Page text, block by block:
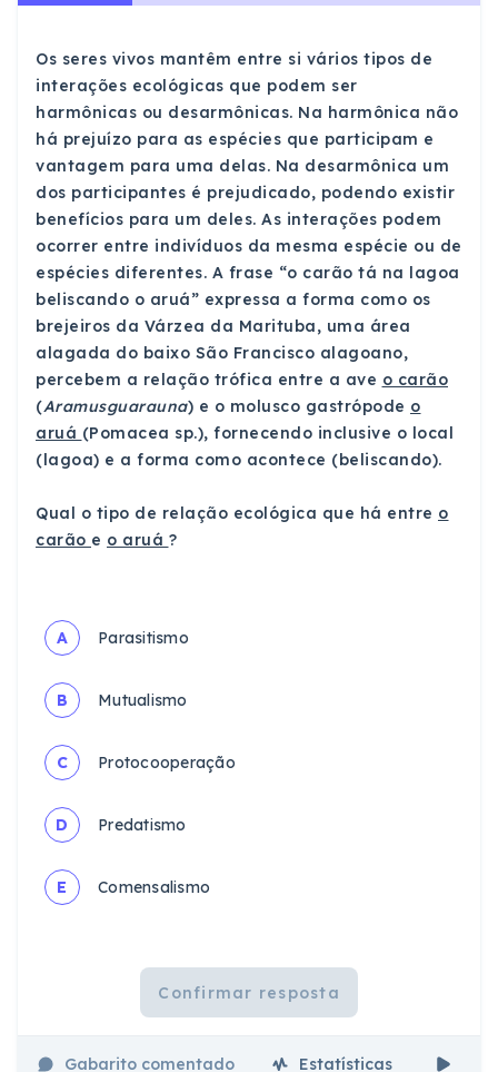
Os seres vivos mantêm entre si vários tipos de
interações ecológicas que podem ser
harmônicas ou desarmônicas. Na harmônica não
há prejuízo para as espécies que participam e
vantagem para uma delas. Na desarmônica um
dos participantes é prejudicado, podendo existir
benefícios para um deles. As interações podem
ocorrer entre indivíduos da mesma espécie ou de
espécies diferentes. A frase “o carão tá na lagoa
beliscando o aruá” expressa a forma como os
brejeiros da Várzea da Marituba, uma área
alagada do baixo São Francisco alagoano,
percebem a relação trófica entre a ave o carão
(Aramusguarauna) e o molusco gastrópode o
aruá (Pomacea sp.), fornecendo inclusive o local
(lagoa) e a forma como acontece (beliscando).
Qual o tipo de relação ecológica que há entre o
carão e o aruá ?
A Parasitismo
B Mutualismo
C Protocooperação
D Predatismo
E Comensalismo
Confirmar resposta
Gabarito comentado Estatísticas